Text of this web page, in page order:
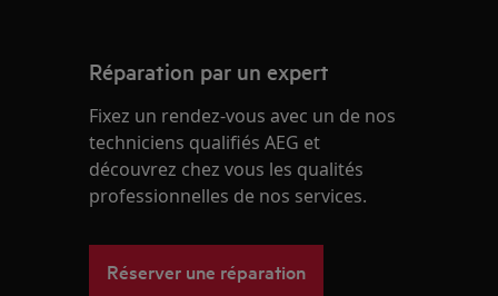
Réparation par un expert
Fixez un rendez-vous avec un de nos
techniciens qualifiés AEG et
découvrez chez vous les qualités
professionnelles de nos services.
Réserver une réparation